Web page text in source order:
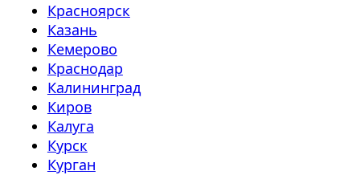
Красноярск
Казань
Кемерово
Краснодар
Калининград
Киров
Калуга
Курск
Курган